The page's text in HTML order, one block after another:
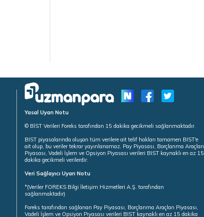
Yasal Uyarı Notu
© BİST Verileri Foreks tarafından 15 dakika gecikmeli sağlanmaktadır.
BIST piyasalarında oluşan tüm verilere ait telif hakları tamamen BIST'e
ait olup, bu veriler tekrar yayınlanamaz. Pay Piyasası, Borçlanma Araçları
Piyasası, Vadeli İşlem ve Opsiyon Piyasası verileri BIST kaynaklı en az 15
dakika gecikmeli verilerdir.
Veri Sağlayıcı Uyarı Notu
*(Veriler FOREKS Bilgi İletişim Hizmetleri A.Ş. tarafından
sağlanmaktadır)
Foreks tarafından sağlanan Pay Piyasası, Borçlanma Araçları Piyasası,
Vadeli İşlem ve Opsiyon Piyasası verileri BIST kaynaklı en az 15 dakika